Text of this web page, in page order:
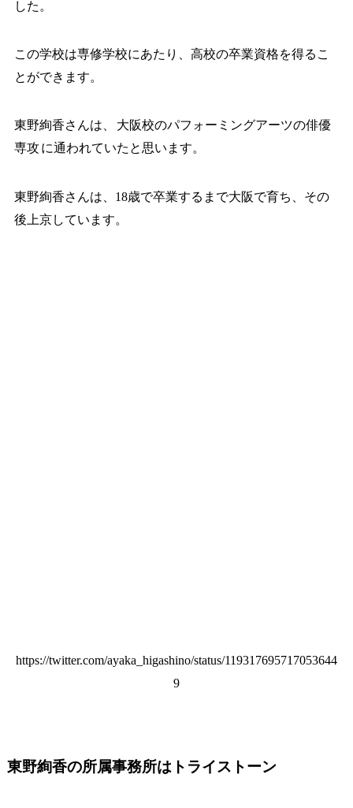
した。
この学校は専修学校にあたり、高校の卒業資格を得るこ
とができます。
東野絢香さんは、
大阪校のパフォーミングアーツの俳優
専攻に通われていたと思います。
東野絢香さんは、18歳で卒業するまで大阪で育ち、その
後上京しています。
https://twitter.com/ayaka_higashino/status/119317695717053644
9
東野絢香の所属事務所はトライストーン